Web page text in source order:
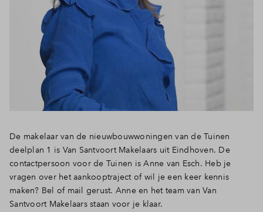
De makelaar van de nieuwbouwwoningen van de Tuinen
deelplan 1 is Van Santvoort Makelaars uit Eindhoven. De
contactpersoon voor de Tuinen is Anne van Esch. Heb je
vragen over het aankooptraject of wil je een keer kennis
maken? Bel of mail gerust. Anne en het team van Van
Santvoort Makelaars staan voor je klaar.